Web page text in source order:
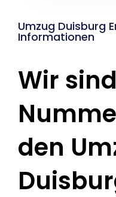
Umzug Duisburg
Informationen
Wir
den